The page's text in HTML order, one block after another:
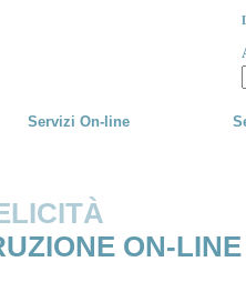
Servizi On-line
ON-LINE